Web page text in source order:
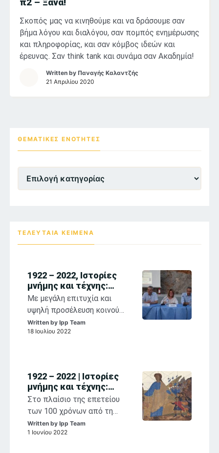
Σκοπός μας να κινηθούμε και να δράσουμε σαν
βήμα λόγου και διαλόγου, σαν πομπός ενημέρωσης
και πληροφορίας, και σαν κόμβος ιδεών και
έρευνας. Σαν think tank και συνάμα σαν Ακαδημία!
Written by Παναγής Καλαντζής
21 Απριλίου 2020
ΘΕΜΑΤΙΚΕΣ ΕΝΌΤΗΤΕΣ
Ενότητες
ΤΕΛΕΥΤΑΙΑ ΚΕΙΜΕΝΑ
1922 – 2022, Ιστορίες
μνήμης και τέχνης:
αναστοχασμοί στη
θρησκευτική ζωγραφική
των Παπαλουκά,
Κόντογλου, Βασιλείου
Με μεγάλη επιτυχία και
υψηλή προσέλευση κοινού
συνεχίζονται η έκθεση
«1922-2022, Σ. Παπαλουκάς,
εκδηλώσεις που
φιλοξενούνται στο Ιστορικό
Αρχείο Μουσείο Ύδρας στο
πλαίσιο της επετείου των
100 χρόνων από τη
Written by Ipp Team
18 Ιουλίου 2022
1922 – 2022 | Ιστορίες
μνήμης και τέχνης:
Aναστοχασμοί στη
θρησκευτική ζωγραφική
των Παπαλουκά,
Κόντογλου, Βασιλείου
Στο πλαίσιο της επετείου
των 100 χρόνων από τη
Μικρασιατική Καταστροφή
ξεκινά στις 11 Ιουνίου 2022
Written by Ipp Team
1 Ιουνίου 2022